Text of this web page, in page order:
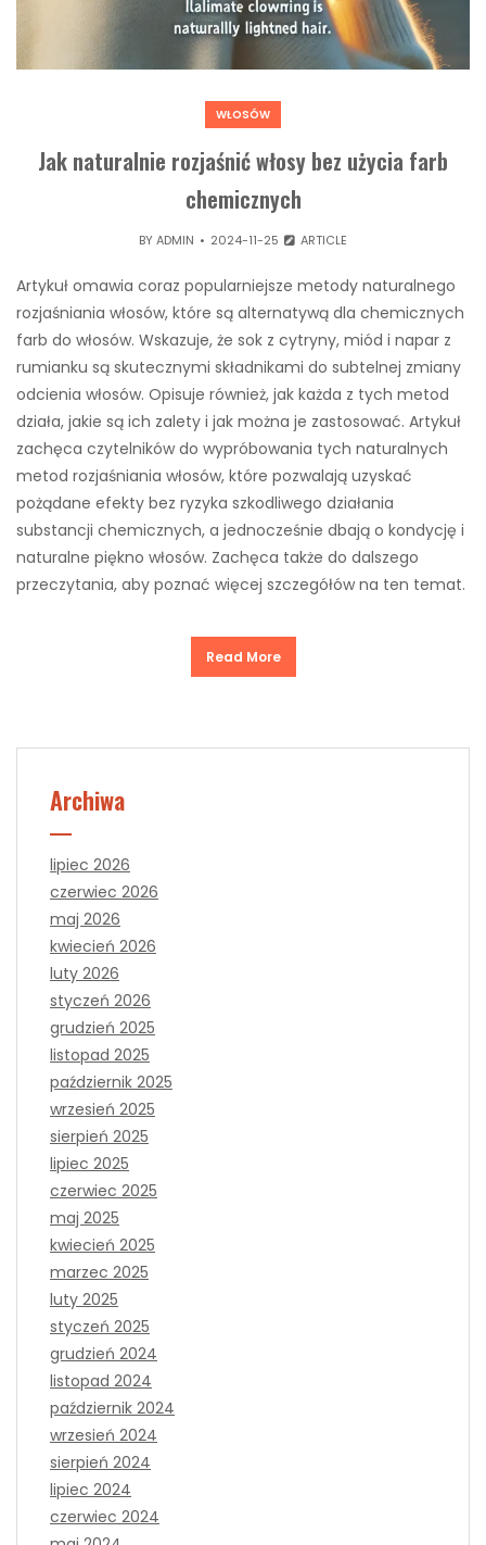
WŁOSÓW
Jak naturalnie rozjaśnić włosy bez użycia farb
chemicznych
BYADMIN 2024-11-25 ARTICLE
Artykuł omawia coraz popularniejsze metody naturalnego
rozjaśniania włosów, które są alternatywą dla chemicznych
farb do włosów. Wskazuje, że sok z cytryny, miód i napar z
rumianku są skutecznymi składnikami do subtelnej zmiany
odcienia włosów. Opisuje również, jak każda z tych metod
działa, jakie są ich zalety i jak można je zastosować. Artykuł
zachęca czytelników do wypróbowania tych naturalnych
metod rozjaśniania włosów, które pozwalają uzyskać
pożądane efekty bez ryzyka szkodliwego działania
substancji chemicznych, a jednocześnie dbają o kondycję i
naturalne piękno włosów. Zachęca także do dalszego
przeczytania, aby poznać więcej szczegółów na ten temat.
Read More
Archiwa
lipiec 2026
czerwiec 2026
maj 2026
kwiecień 2026
luty 2026
styczeń 2026
grudzień 2025
listopad 2025
październik 2025
wrzesień 2025
sierpień 2025
lipiec 2025
czerwiec 2025
maj 2025
kwiecień 2025
marzec 2025
luty 2025
styczeń 2025
grudzień 2024
listopad 2024
październik 2024
wrzesień 2024
sierpień 2024
lipiec 2024
czerwiec 2024